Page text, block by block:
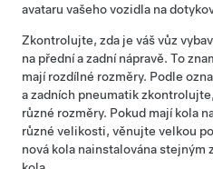
avataru vašeho vozidla na
Zkontrolujte, zda je váš vůz
na přední a zadní nápravě. To
mají rozdílné rozměry. Podle
a zadních pneumatik
různé rozměry. Pokud mají kola
různé velikosti, věnujte velkou
nová kola nainstalována stejným